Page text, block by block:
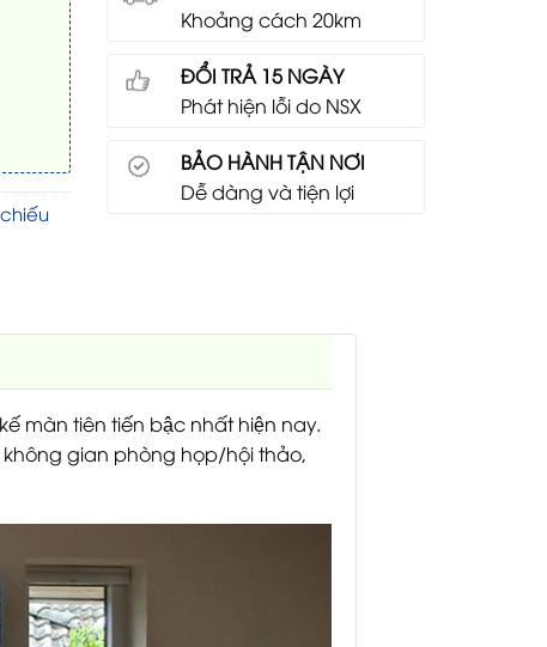
Khoảng cách 20km
ĐỔI TRẢ 15 NGÀY
Phát hiện lỗi do NSX
BẢO HÀNH TẬN NƠI
Dễ dàng và tiện lợi
màn tiên tiến bậc nhất hiện nay.
gian phòng họp/hội thảo,